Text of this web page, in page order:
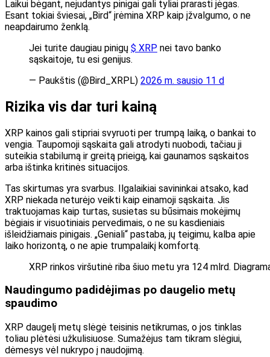
Laikui bėgant, nejudantys pinigai gali tyliai prarasti jėgas.
Esant tokiai šviesai, „Bird“ įrėmina XRP kaip įžvalgumo, o ne
neapdairumo ženklą.
Jei turite daugiau pinigų $ XRP nei tavo banko
sąskaitoje, tu esi genijus.
— Paukštis (@Bird_XRPL) 2026 m. sausio 11 d
Rizika vis dar turi kainą
XRP kainos gali stipriai svyruoti per trumpą laiką, o bankai to
vengia. Taupomoji sąskaita gali atrodyti nuobodi, tačiau ji
suteikia stabilumą ir greitą prieigą, kai gaunamos sąskaitos
arba ištinka kritinės situacijos.
Tas skirtumas yra svarbus. Ilgalaikiai savininkai atsako, kad
XRP niekada neturėjo veikti kaip einamoji sąskaita. Jis
traktuojamas kaip turtas, susietas su būsimais mokėjimų
bėgiais ir visuotiniais pervedimais, o ne su kasdieniais
išleidžiamais pinigais. „Geniali“ pastaba, jų teigimu, kalba apie
laiko horizontą, o ne apie trumpalaikį komfortą.
XRP rinkos viršutinė riba šiuo metu yra 124 mlrd.
Naudingumo padidėjimas po daugelio metų
spaudimo
XRP daugelį metų slėgė teisinis netikrumas, o jos tinklas
toliau plėtėsi užkulisiuose. Sumažėjus tam tikram slėgiui,
dėmesys vėl nukrypo į naudojimą.